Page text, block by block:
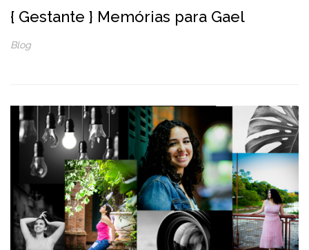
{ Gestante } Memórias para Gael
Blog